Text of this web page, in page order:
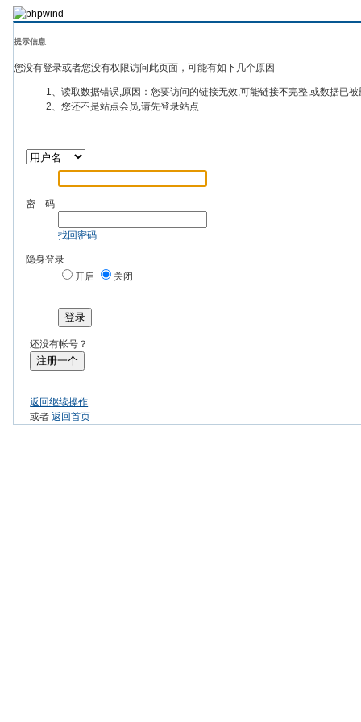
提示信息
您没有登录或者您没有权限访问此页面，可能有如下几个原因
1、读取数据错误,原因：您要访问的链接无效,可能链接不完整,或数据已
2、您还不是站点会员,请先登录站点
密 码
找回密码
隐身登录
开启
关闭
登录
还没有帐号？
注册一个
返回继续操作
或者返回首页